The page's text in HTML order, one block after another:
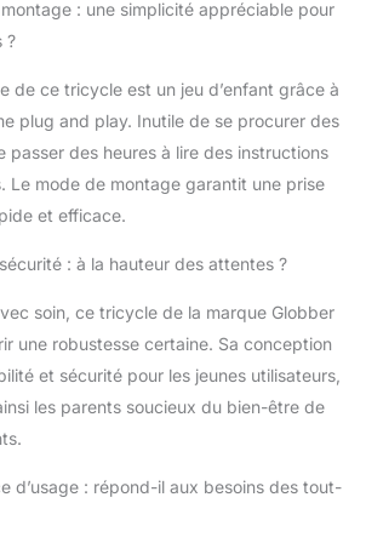
outils en
le mettre dans le
mode voulu.
SECURITE
LES BEBES | En
garantit la sécurité
l'arrière, sa barre
de protection, son
harnais, son siège
ajustable avec un
amobible, pliable
: une simplicité appréciable pour
?
de ce tricycle est un jeu d’enfant grâce à
plug and play. Inutile de se procurer des
passer des heures à lire des instructions
Le mode de montage garantit une prise
et efficace.
: à la hauteur des attentes ?
soin, ce tricycle de la marque Globber
une robustesse certaine. Sa conception
et sécurité pour les jeunes utilisateurs,
les parents soucieux du bien-être de
d’usage : répond-il aux besoins des tout-